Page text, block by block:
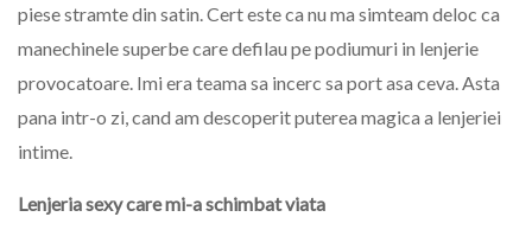
piese stramte din satin. Cert este ca nu ma simteam deloc ca
manechinele superbe care defilau pe podiumuri in lenjerie
provocatoare. Imi era teama sa incerc sa port asa ceva. Asta
pana intr-o zi, cand am descoperit puterea magica a lenjeriei
intime.
Lenjeria sexy care mi-a schimbat viata